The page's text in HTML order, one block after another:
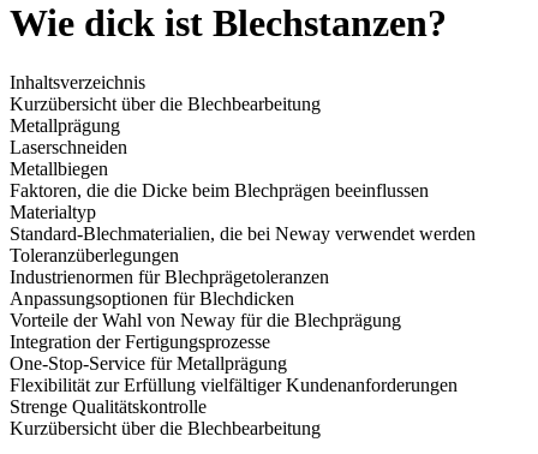
Wie dick ist Blechstanzen?
Inhaltsverzeichnis
Kurzübersicht über die Blechbearbeitung
Metallprägung
Laserschneiden
Metallbiegen
Faktoren, die die Dicke beim Blechprägen beeinflussen
Materialtyp
Standard-Blechmaterialien, die bei Neway verwendet werden
Toleranzüberlegungen
Industrienormen für Blechprägetoleranzen
Anpassungsoptionen für Blechdicken
Vorteile der Wahl von Neway für die Blechprägung
Integration der Fertigungsprozesse
One-Stop-Service für Metallprägung
Flexibilität zur Erfüllung vielfältiger Kundenanforderungen
Strenge Qualitätskontrolle
Kurzübersicht über die Blechbearbeitung